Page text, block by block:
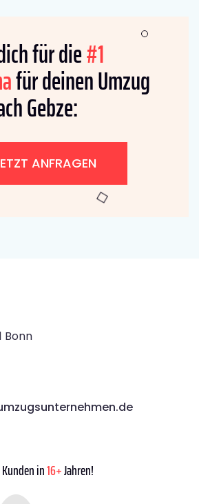
für die#1
für deinen Umzug
Gebze:
ANFRAGEN
Bonn
in16+Jahren!